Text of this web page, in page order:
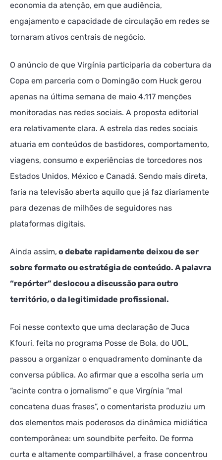
economia da atenção, em que audiência,
engajamento e capacidade de circulação em redes se
tornaram ativos centrais de negócio.
O anúncio de que Virgínia participaria da cobertura da
Copa em parceria com o Domingão com Huck gerou
apenas na última semana de maio 4.117 menções
monitoradas nas redes sociais. A proposta editorial
era relativamente clara. A estrela das redes sociais
atuaria em conteúdos de bastidores, comportamento,
viagens, consumo e experiências de torcedores nos
Estados Unidos, México e Canadá. Sendo mais direta,
faria na televisão aberta aquilo que já faz diariamente
para dezenas de milhões de seguidores nas
plataformas digitais.
Ainda assim, o debate rapidamente deixou de ser
sobre formato ou estratégia de conteúdo. A palavra
“repórter” deslocou a discussão para outro
território, o da legitimidade profissional.
Foi nesse contexto que uma declaração de Juca
Kfouri, feita no programa Posse de Bola, do UOL,
passou a organizar o enquadramento dominante da
conversa pública. Ao afirmar que a escolha seria um
“acinte contra o jornalismo” e que Virgínia “mal
concatena duas frases”, o comentarista produziu um
dos elementos mais poderosos da dinâmica midiática
contemporânea: um soundbite perfeito. De forma
curta e altamente compartilhável, a frase concentrou